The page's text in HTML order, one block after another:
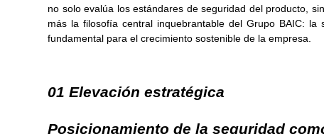
no solo evalúa los estándares de seguridad del producto,
más la filosofía central inquebrantable del Grupo BAIC:
fundamental para el crecimiento sostenible de la empresa.
01 Elevación estratégica
Posicionamiento de la seguridad